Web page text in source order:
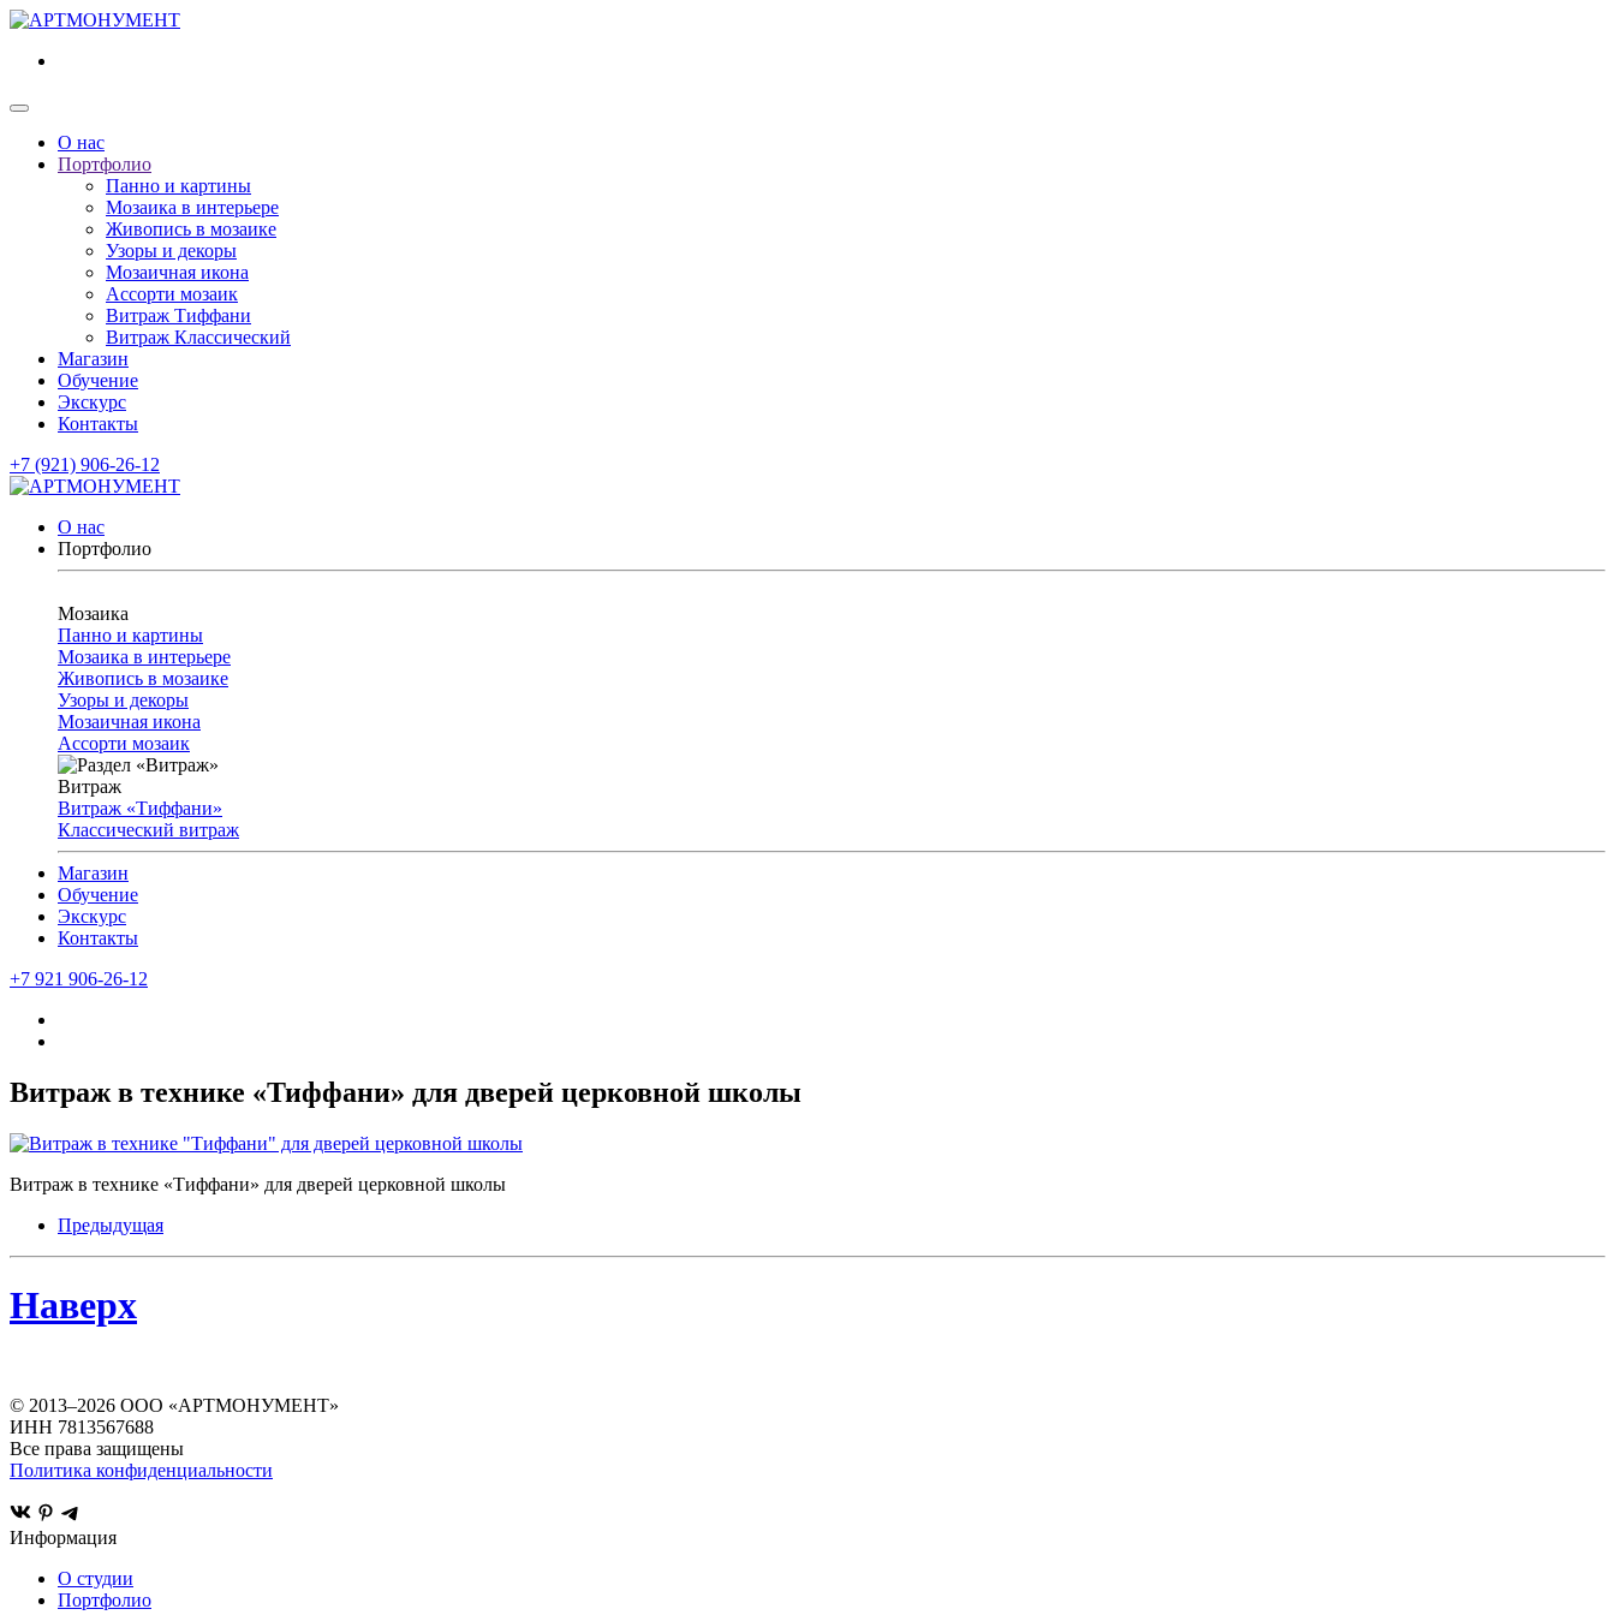
О нас
Портфолио
Панно и картины
Мозаика в интерьере
Живопись в мозаике
Узоры и декоры
Мозаичная икона
Ассорти мозаик
Витраж Тиффани
Витраж Классический
Магазин
Обучение
Экскурс
Контакты
+7 (921) 906-26-12
О нас
Портфолио
Мозаика
Панно и картины
Мозаика в интерьере
Живопись в мозаике
Узоры и декоры
Мозаичная икона
Ассорти мозаик
Витраж
Витраж «Тиффани»
Классический витраж
Магазин
Обучение
Экскурс
Контакты
+7 921 906-26-12
Витраж в технике «Тиффани» для дверей церковной школы
Витраж в технике «Тиффани» для дверей церковной школы
Предыдущая
Наверх
© 2013–2026 ООО «АРТМОНУМЕНТ»
ИНН 7813567688
Все права защищены
Политика конфиденциальности
Информация
О студии
Портфолио